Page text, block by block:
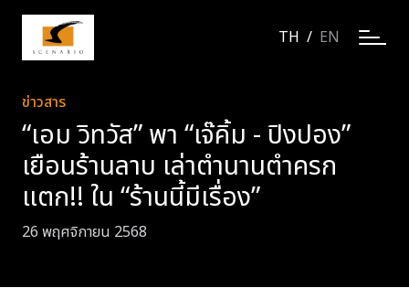
TH / EN
ข่าวสาร
“เอม วิทวัส” พา “เจ๊คิ้ม - ปิงปอง”
เยือนร้านลาบ เล่าตำนานตำครก
แตก!! ใน “ร้านนี้มีเรื่อง”
26 พฤศจิกายน 2568